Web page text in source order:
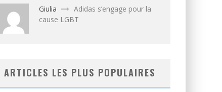
Giulia
Adidas s’engage pour la
cause LGBT
ARTICLES LES PLUS POPULAIRES